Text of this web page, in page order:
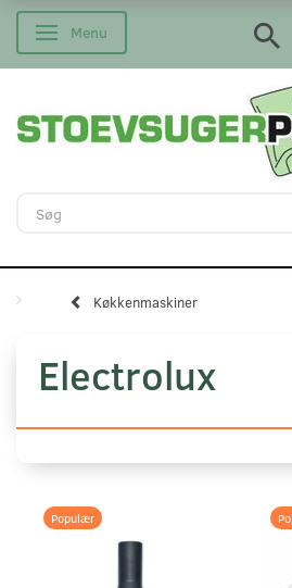
Skifte navigation
Menu
Køkkenmaskiner
Electrolux
Populær